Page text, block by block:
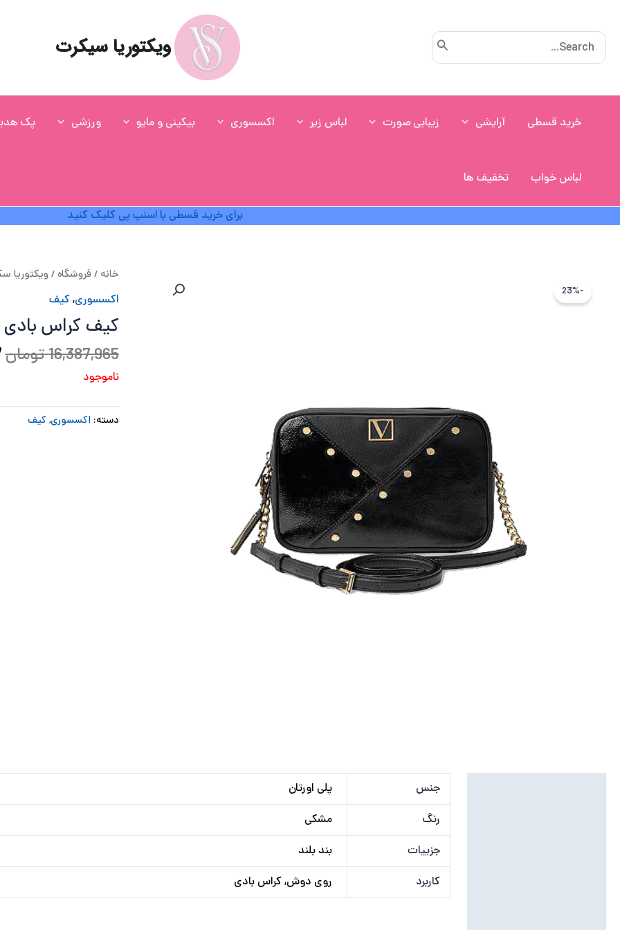
Search
for:
ویکتوریا سیکرت
خرید قسطی آرایشی زیبایی صورت لباس زیر اکسسوری بیکینی و مایو ورزشی پک
لباس خواب تخفیف ها
برای خرید قسطی با اسنپ پی کلیک کنید
-23%
خانه /فروشگاه/ویکتوریا
اکسسوری,کیف
کیف کراس بادی
16,387,965تومان
ناموجود
دسته: اکسسوری, کیف
جنس
پلی اورتان
رنگ
مشکی
جزییات
بند بلند
کاربرد
روی دوش, کراس بادی